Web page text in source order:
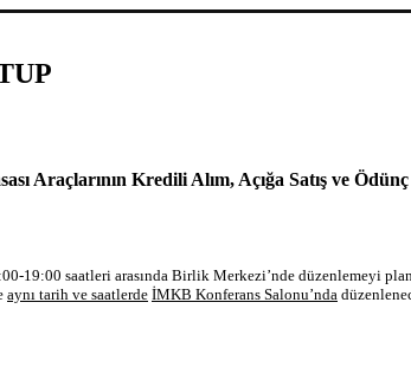
Araçlarının Kredili Alım, Açığa Satış ve
19:00 saatleri arasında Birlik Merkezi’nde düzenlemeyi
aynı tarih ve saatlerde İMKB Konferans Salonu’nda